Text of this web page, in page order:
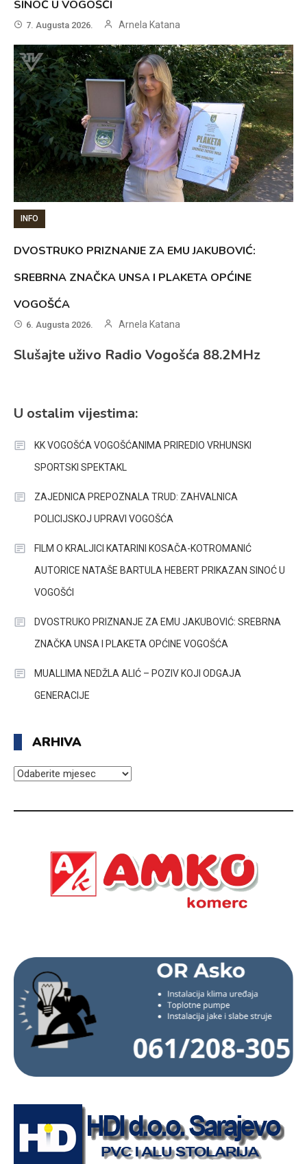
SINOĆ U VOGOŠĆI
7. Augusta 2026. Arnela Katana
INFO
DVOSTRUKO PRIZNANJE ZA EMU JAKUBOVIĆ:
SREBRNA ZNAČKA UNSA I PLAKETA OPĆINE
VOGOŠĆA
6. Augusta 2026. Arnela Katana
Slušajte uživo Radio Vogošća 88.2MHz
U ostalim vijestima:
KK VOGOŠĆA VOGOŠĆANIMA PRIREDIO VRHUNSKI
SPORTSKI SPEKTAKL
ZAJEDNICA PREPOZNALA TRUD: ZAHVALNICA
POLICIJSKOJ UPRAVI VOGOŠĆA
FILM O KRALJICI KATARINI KOSAČA-KOTROMANIĆ
AUTORICE NATAŠE BARTULA HEBERT PRIKAZAN SINOĆ U
VOGOŠĆI
DVOSTRUKO PRIZNANJE ZA EMU JAKUBOVIĆ: SREBRNA
ZNAČKA UNSA I PLAKETA OPĆINE VOGOŠĆA
MUALLIMA NEDŽLA ALIĆ – POZIV KOJI ODGAJA
GENERACIJE
ARHIVA
ARHIVA